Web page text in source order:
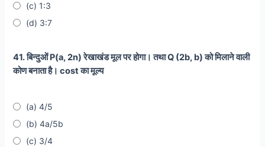
(c) 1:3
(d) 3:7
41. बिन्दुओं P(a, 2n) रेखाखंड मूल पर होगा। तथा Q (2b, b) को मिलाने वाली
कोण बनाता है। cost का मूल्य
(a) 4/5
(b) 4a/5b
(c) 3/4